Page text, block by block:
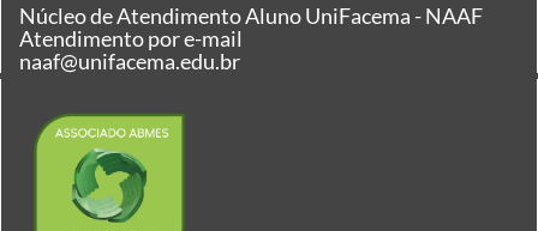
Núcleo de Atendimento Aluno UniFacema - NAAF
Atendimento por e-mail
naaf@unifacema.edu.br